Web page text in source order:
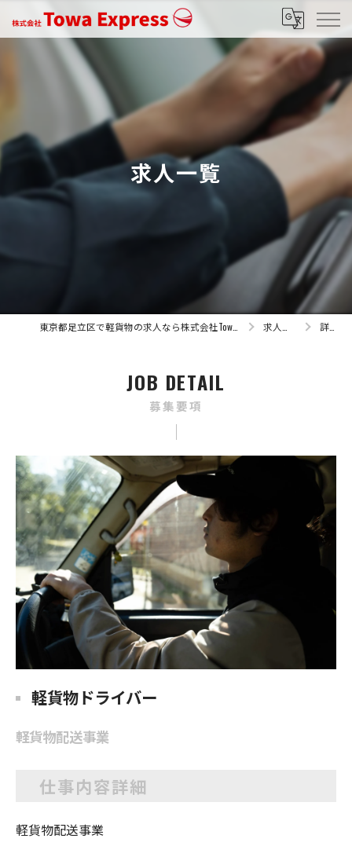
求人一覧
求人一覧 詳細
募集要項
JOB DETAIL
軽貨物ドライバー
軽貨物配送事業
仕事内容詳細
軽貨物配送事業